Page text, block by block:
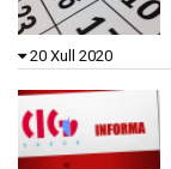
20 Xull 2020